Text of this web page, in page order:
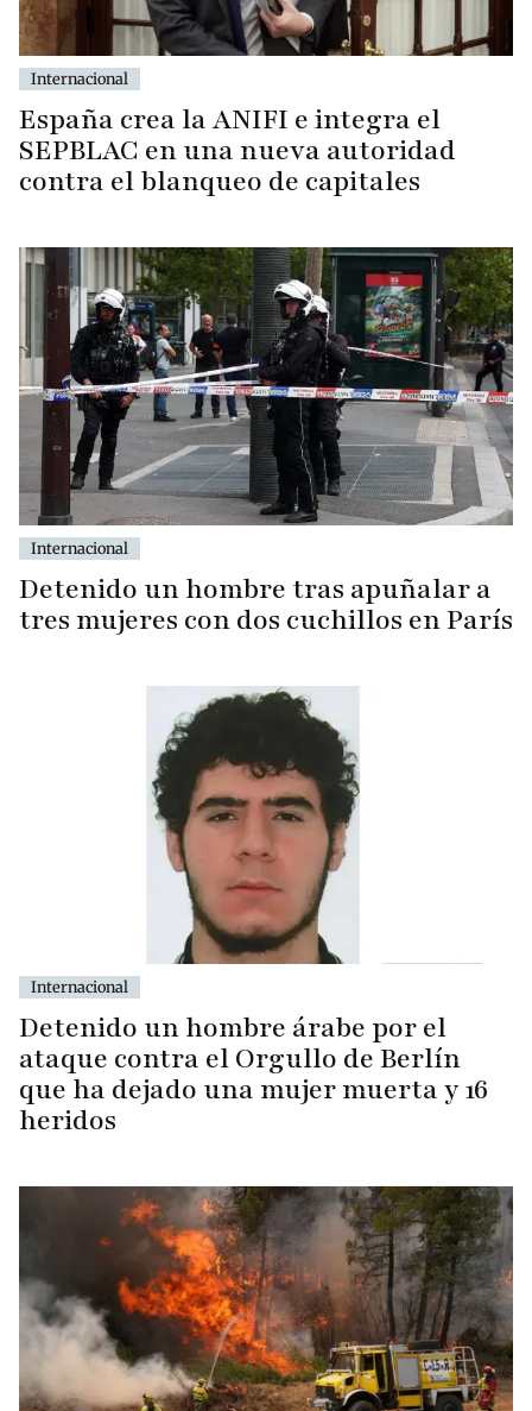
Internacional
España crea la ANIFI e integra el
SEPBLAC en una nueva autoridad
contra el blanqueo de capitales
Internacional
Detenido un hombre tras apuñalar a
tres mujeres con dos cuchillos en París
Internacional
Detenido un hombre árabe por el
ataque contra el Orgullo de Berlín
que ha dejado una mujer muerta y 16
heridos